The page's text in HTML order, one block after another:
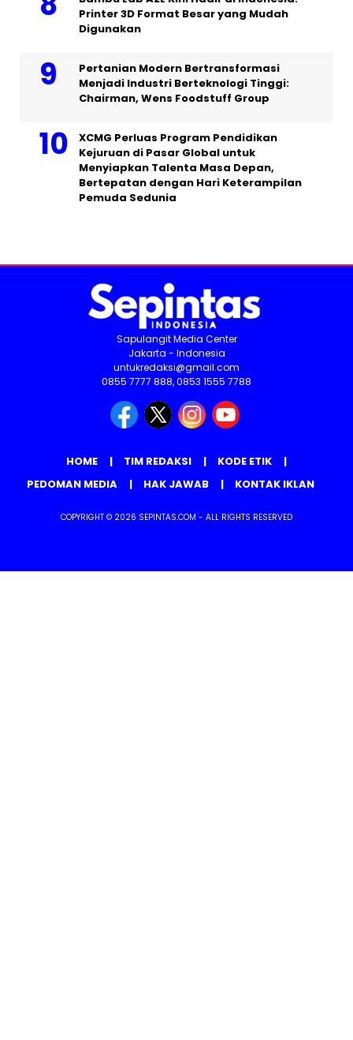
Printer 3D Format Besar yang Mudah
Digunakan
Pertanian Modern Bertransformasi
Menjadi Industri Berteknologi Tinggi:
Chairman, Wens Foodstuff Group
XCMG Perluas Program Pendidikan
Kejuruan di Pasar Global untuk
Menyiapkan Talenta Masa Depan,
Bertepatan dengan Hari Keterampilan
Pemuda Sedunia
Sapulangit Media Center
Jakarta - Indonesia
untukredaksi@gmail.com
0855 7777 888, 0853 1555 7788
HOME TIM REDAKSI
KODE ETIK
PEDOMAN MEDIA
HAK JAWAB KONTAK IKLAN
COPYRIGHT © 2026 SEPINTAS.COM - ALL RIGHTS RESERVED